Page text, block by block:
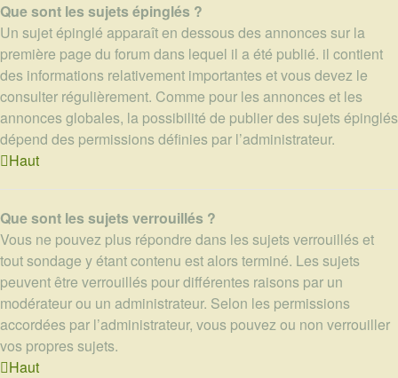
Que sont les sujets épinglés ?
Un sujet épinglé apparaît en dessous des annonces sur la
première page du forum dans lequel il a été publié. il contient
des informations relativement importantes et vous devez le
consulter régulièrement. Comme pour les annonces et les
annonces globales, la possibilité de publier des sujets épinglés
dépend des permissions définies par l’administrateur.
Haut
Que sont les sujets verrouillés ?
Vous ne pouvez plus répondre dans les sujets verrouillés et
tout sondage y étant contenu est alors terminé. Les sujets
peuvent être verrouillés pour différentes raisons par un
modérateur ou un administrateur. Selon les permissions
accordées par l’administrateur, vous pouvez ou non verrouiller
vos propres sujets.
Haut